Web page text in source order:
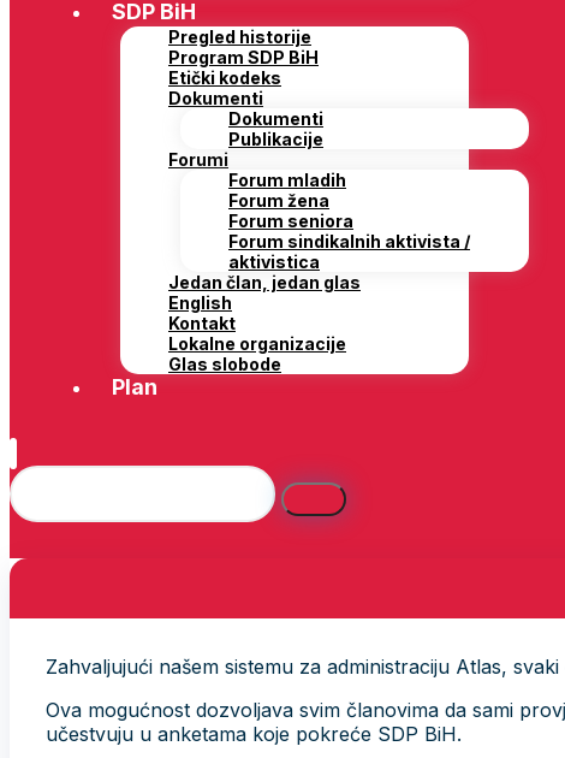
SDP BiH
Pregled historije
Program SDP BiH
Etički kodeks
Dokumenti
Dokumenti
Publikacije
Forumi
Forum mladih
Forum žena
Forum seniora
Forum sindikalnih aktivista /
aktivistica
Jedan član, jedan glas
English
Kontakt
Lokalne organizacije
Glas slobode
Plan
Zahvaljujući našem sistemu za administraciju Atlas,
Ova mogućnost dozvoljava svim članovima da sami
učestvuju u anketama koje pokreće SDP BiH.